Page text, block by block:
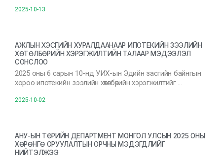
2025-10-13
АЖЛЫН ХЭСГИЙН ХУРАЛДААНААР ИПОТЕКИЙН ЗЭЭЛИЙН
ХӨТӨЛБӨРИЙН ХЭРЭГЖИЛТИЙН ТАЛААР МЭДЭЭЛЭЛ
СОНСЛОО
2025 оны 6 сарын 10-нд УИХ-ын Эдийн засгийн байнгын
хороо ипотекийн зээлийн хөтөлбөрийн хэрэгжилтийг …
2025-10-02
АНУ-ЫН ТӨРИЙН ДЕПАРТМЕНТ МОНГОЛ УЛСЫН 2025 ОНЫ
ХӨРӨНГӨ ОРУУЛАЛТЫН ОРЧНЫ МЭДЭГДЛИЙГ
НИЙТЭЛЖЭЭ